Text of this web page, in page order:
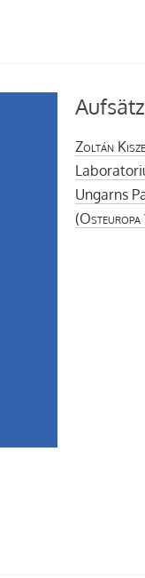
Zoltán
Ungarns
(Osteuropa